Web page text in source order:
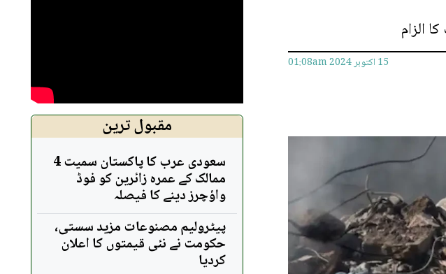
الزام
15 اکتوبر 2024 01:08am
مقبول ترین
سعودی عرب کا پاکستان سمیت 4
ممالک کے عمرہ زائرین کو فوڈ
واؤچرز دینے کا فیصلہ
پیٹرولیم مصنوعات مزید سستی،
حکومت نے نئی قیمتوں کا اعلان
کردیا